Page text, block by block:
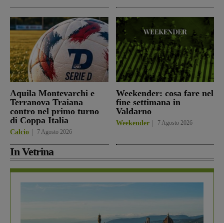
Aquila Montevarchi e
Terranova Traiana
contro nel primo turno
di Coppa Italia
Calcio 7 Agosto 2026
Weekender: cosa fare nel
fine settimana in
Valdarno
Weekender 7 Agosto 2026
In Vetrina